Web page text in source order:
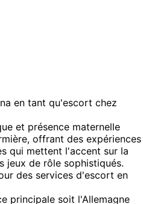
en tant qu'escort chez
et présence maternelle
offrant des expériences
qui mettent l'accent sur la
jeux de rôle sophistiqués.
des services d'escort en
principale soit l'Allemagne